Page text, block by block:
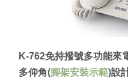
K-762免持撥號多功能來
多仰角(腳架安裝示範)設